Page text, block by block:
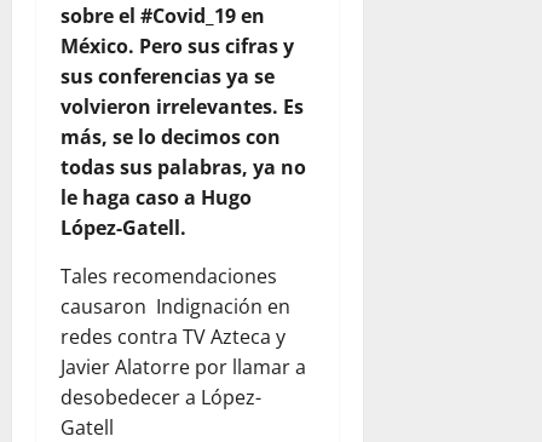
sobre el #Covid_19 en
México. Pero sus cifras y
sus conferencias ya se
volvieron irrelevantes. Es
más, se lo decimos con
todas sus palabras, ya no
le haga caso a Hugo
López-Gatell.
Tales recomendaciones
causaron Indignación en
redes contra TV Azteca y
Javier Alatorre por llamar a
desobedecer a López-
Gatell